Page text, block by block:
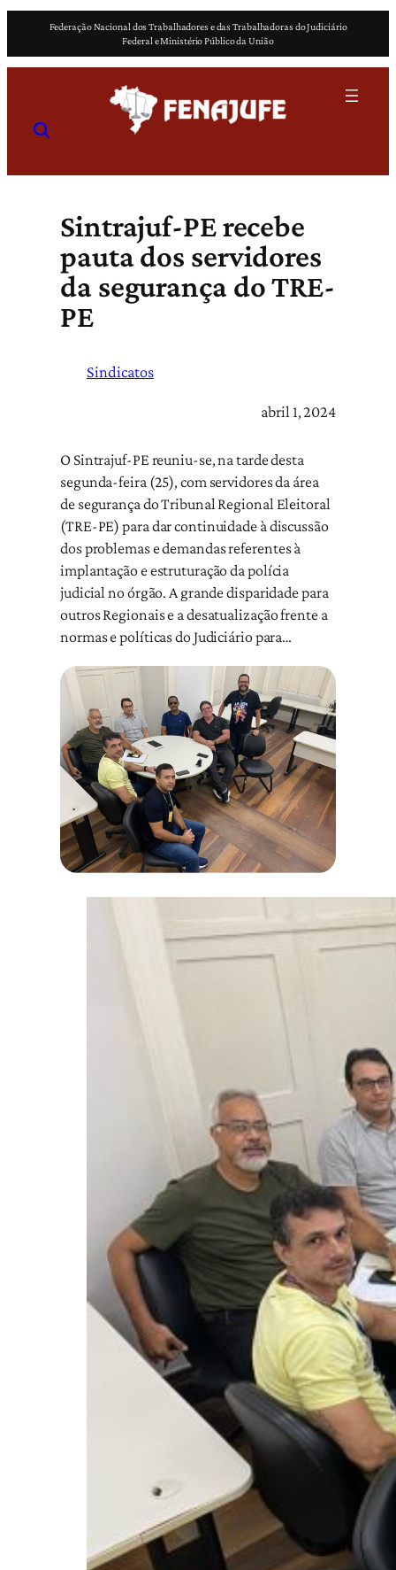
o
Federação Nacional dos Trabalhadores e das Trabalhadoras do Judiciário
Federal e Ministério Público da União
Sintrajuf-PE recebe
pauta dos servidores
da segurança do TRE-
PE
Sindicatos
abril 1, 2024
O Sintrajuf-PE reuniu-se, na tarde desta
segunda-feira (25), com servidores da área
de segurança do Tribunal Regional Eleitoral
(TRE-PE) para dar continuidade à discussão
dos problemas e demandas referentes à
implantação e estruturação da polícia
judicial no órgão. A grande disparidade para
outros Regionais e a desatualização frente a
normas e políticas do Judiciário para…